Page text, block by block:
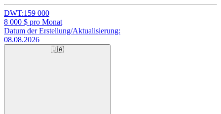
DWT:159 000
8 000 $ pro Monat
Datum der Erstellung/Aktualisierung:
08.08.2026
🇺🇦